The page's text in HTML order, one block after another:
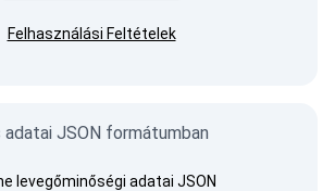
Felhasználási Feltételek
JSON formátumban
levegőminőségi adatai JSON